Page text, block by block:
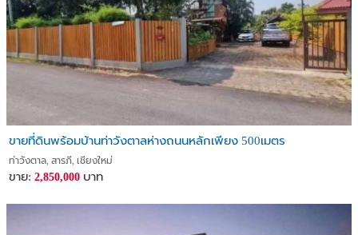
ขายที่ดินพร้อมบ้านท่าวังตาลห่างถนนหลักเพียง 500เมตร
ท่าวังตาล, สารภี, เชียงใหม่
ขาย: 2,850,000 บาท